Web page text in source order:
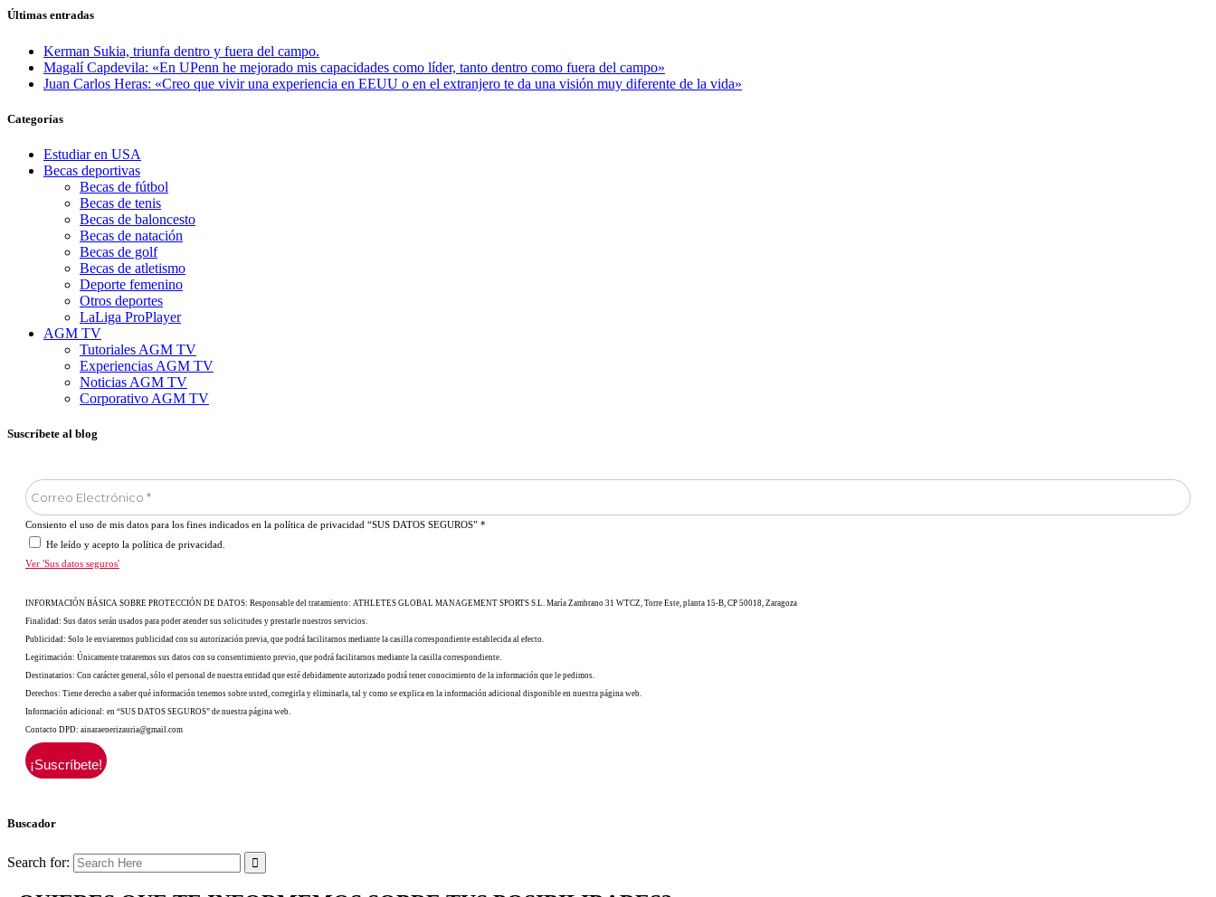
Últimas entradas
Kerman Sukia, triunfa dentro y fuera del campo.
Magalí Capdevila: «En UPenn he mejorado mis capacidades como líder, tanto dentro como fuera del campo»
Juan Carlos Heras: «Creo que vivir una experiencia en EEUU o en el extranjero te da una visión muy diferente de la vida»
Categorías
Estudiar en USA
Becas deportivas
Becas de fútbol
Becas de tenis
Becas de baloncesto
Becas de natación
Becas de golf
Becas de atletismo
Deporte femenino
Otros deportes
LaLiga ProPlayer
AGM TV
Tutoriales AGM TV
Experiencias AGM TV
Noticias AGM TV
Corporativo AGM TV
Suscríbete al blog
Consiento el uso de mis datos para los fines indicados en la política de privacidad “SUS DATOS SEGUROS” *
He leído y acepto la política de privacidad.
Ver 'Sus datos seguros'
INFORMACIÓN BÁSICA SOBRE PROTECCIÓN DE DATOS: Responsable del tratamiento: ATHLETES GLOBAL MANAGEMENT SPORTS S.L. María Zambrano 31 WTCZ, Torre Este, planta 15-B, CP 50018, Zaragoza
Finalidad: Sus datos serán usados para poder atender sus solicitudes y prestarle nuestros servicios.
Publicidad: Solo le enviaremos publicidad con su autorización previa, que podrá facilitarnos mediante la casilla correspondiente establecida al efecto.
Legitimación: Únicamente trataremos sus datos con su consentimiento previo, que podrá facilitarnos mediante la casilla correspondiente.
Destinatarios: Con carácter general, sólo el personal de nuestra entidad que esté debidamente autorizado podrá tener conocimiento de la información que le pedimos.
Derechos: Tiene derecho a saber qué información tenemos sobre usted, corregirla y eliminarla, tal y como se explica en la información adicional disponible en nuestra página web.
Información adicional: en “SUS DATOS SEGUROS” de nuestra página web.
Contacto DPD: ainaraenerizauria@gmail.com
Buscador
Search for: